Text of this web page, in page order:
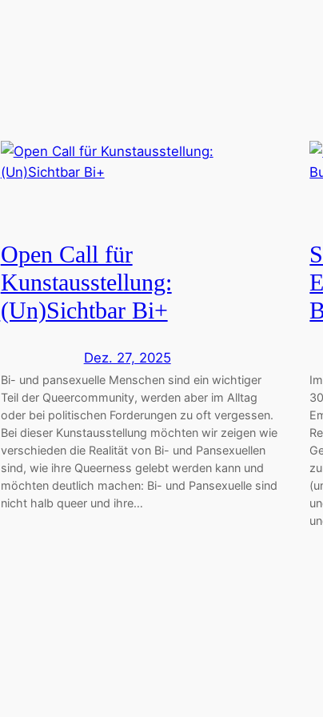
Open Call für
Kunstausstellung:
(Un)Sichtbar Bi+
Dez. 27, 2025
Bi- und pansexuelle Menschen sind ein wichtiger
Teil der Queercommunity, werden aber im Alltag
oder bei politischen Forderungen zu oft vergessen.
Bei dieser Kunstausstellung möchten wir zeigen wie
verschieden die Realität von Bi- und Pansexuellen
sind, wie ihre Queerness gelebt werden kann und
möchten deutlich machen: Bi- und Pansexuelle sind
nicht halb queer und ihre…